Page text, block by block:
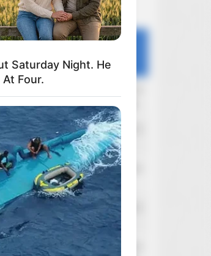
Filmoskop
Wczoraj o 21:29
Wczoraj o 20:46
Sprzedaży
Wczoraj o 19:43
UB424 i AVI/XVID
Wczoraj o 19:40
Saturday Night. He
At Four.